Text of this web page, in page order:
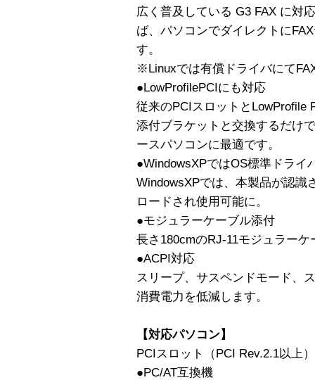
広く普及している G3 FAX に対
ば、パソコンでダイレクトに
す。
※Linuxでは有償ドライバにて
●LowProfilePCIにも対応
従来のPCIスロットとLowProfile
添付ブラケットと交換するだけ
ースパソコンに最適です。
●WindowsXPではOS標準ドライ
WindowsXPでは、本製品が認識
ロードされ使用可能に。
●モジュラーケーブル添付
長さ180cmのRJ-11モジュラーケ
●ACPI対応
スリープ、サスペンドモード、
消費電力を低減します。
【対応パソコン】
PCIスロット（PCI Rev.2.1以上
●PC/AT互換機